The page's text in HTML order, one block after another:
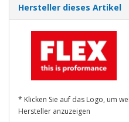
Hersteller dieses Artikel
* Klicken Sie auf das Logo, um
Hersteller anzuzeigen